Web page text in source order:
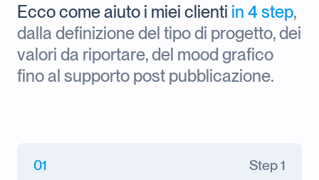
Ecco come aiuto i miei clienti in 4 step,
dalla definizione del tipo di progetto, dei
valori da riportare, del mood grafico
fino al supporto post pubblicazione.
01 Step 1